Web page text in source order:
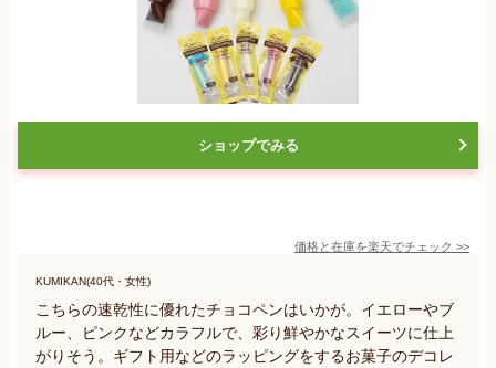
ショップでみる
価格と在庫を楽天でチェック >>
KUMIKAN(40代・女性)
こちらの速乾性に優れたチョコペンはいかが。イエローやブ
ルー、ピンクなどカラフルで、彩り鮮やかなスイーツに仕上
がりそう。ギフト用などのラッピングをするお菓子のデコレ